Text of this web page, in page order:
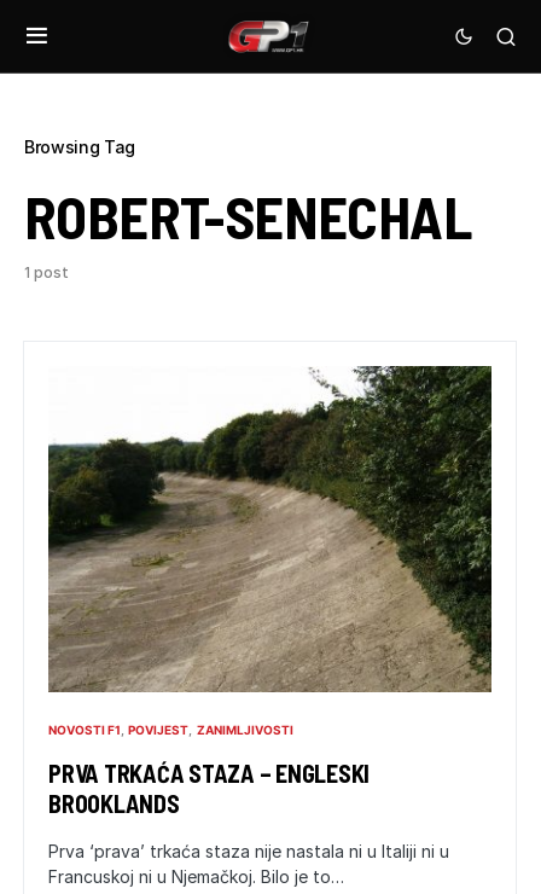
Browsing Tag
ROBERT-SENECHAL
1 post
NOVOSTI F1 POVIJEST ZANIMLJIVOSTI
PRVA TRKAĆA STAZA – ENGLESKI
BROOKLANDS
Prva ‘prava’ trkaća staza nije nastala ni u Italiji ni u
Francuskoj ni u Njemačkoj. Bilo je to…